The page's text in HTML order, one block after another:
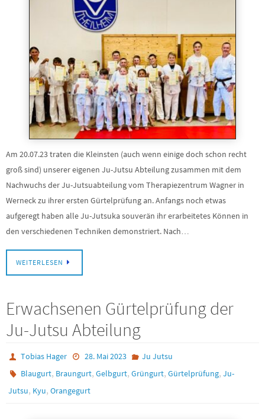
Am 20.07.23 traten die Kleinsten (auch wenn einige doch schon recht
groß sind) unserer eigenen Ju-Jutsu Abteilung zusammen mit dem
Nachwuchs der Ju-Jutsuabteilung vom Therapiezentrum Wagner in
Werneck zu ihrer ersten Gürtelprüfung an. Anfangs noch etwas
aufgeregt haben alle Ju-Jutsuka souverän ihr erarbeitetes Können in
den verschiedenen Techniken demonstriert. Nach…
WEITERLESEN
Erwachsenen Gürtelprüfung der
Ju-Jutsu Abteilung
Tobias Hager 28. Mai 2023
Ju Jutsu
Blaugurt, Braungurt,Gelbgurt,Grüngurt,Gürtelprüfung,Ju-
Jutsu, Kyu, Orangegurt